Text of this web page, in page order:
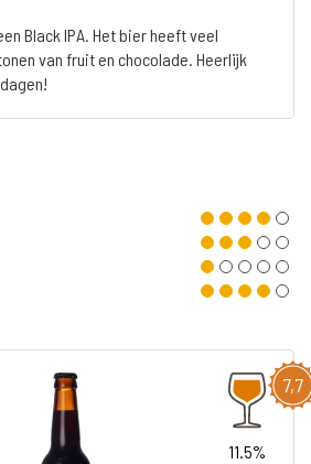
Black IPA. Het bier heeft veel
van fruit en chocolade. Heerlijk
7,7
11.5%